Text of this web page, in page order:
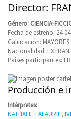
Director:
Género: CIENCIA-
Fecha de estreno: 24-
Calificación: MAYORES
Nacionalidad:
Países participantes:
Producción e
Intérpretes:
NATHALIE LAFAURIE,